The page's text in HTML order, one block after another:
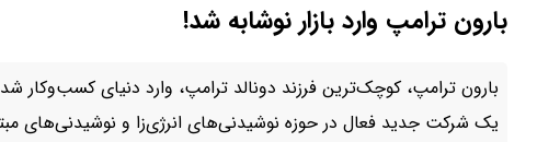
بارون ترامپ وارد بازار نوشابه شد!
بارون ترامپ، کوچک‌ترین فرزند دونالد ترامپ، وارد دنیای کسب‌وکار
یک شرکت جدید فعال در حوزه نوشیدنی‌های انرژی‌زا و نوشیدنی‌های